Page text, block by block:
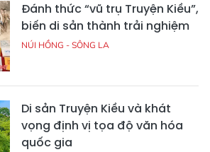
Đánh thức “vũ trụ Truyện Kiều”,
biến di sản thành trải nghiệm
NÚI HỒNG - SÔNG LA
Di sản Truyện Kiều và khát
vọng định vị tọa độ văn hóa
quốc gia